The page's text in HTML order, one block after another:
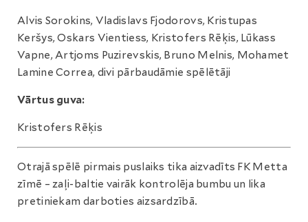
Alvis Sorokins, Vladislavs Fjodorovs, Kristupas
Keršys, Oskars Vientiess, Kristofers Rēķis, Lūkass
Vapne, Artjoms Puzirevskis, Bruno Melnis, Mohamet
Lamine Correa, divi pārbaudāmie spēlētāji
Vārtus guva:
Kristofers Rēķis
Otrajā spēlē pirmais puslaiks tika aizvadīts FK Metta
zīmē – zaļi-baltie vairāk kontrolēja bumbu un lika
pretiniekam darboties aizsardzībā.